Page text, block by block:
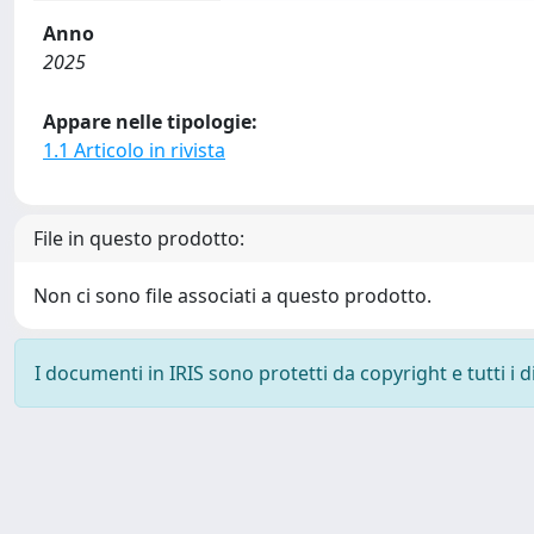
Anno
2025
Appare nelle tipologie:
1.1 Articolo in rivista
File in questo prodotto:
Non ci sono file associati a questo prodotto.
I documenti in IRIS sono protetti da copyright e tutti i